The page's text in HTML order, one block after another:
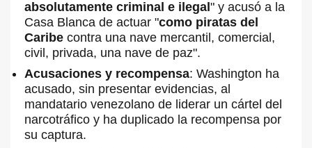
absolutamente criminal e ilegal " y acusó a la
Casa Blanca de actuar "como piratas del
Caribe contra una nave mercantil, comercial,
civil, privada, una nave de paz".
Acusaciones y recompensa: Washington ha
acusado, sin presentar evidencias, al
mandatario venezolano de liderar un cártel del
narcotráfico y ha duplicado la recompensa por
su captura.